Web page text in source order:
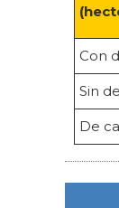
Con
Sin
De